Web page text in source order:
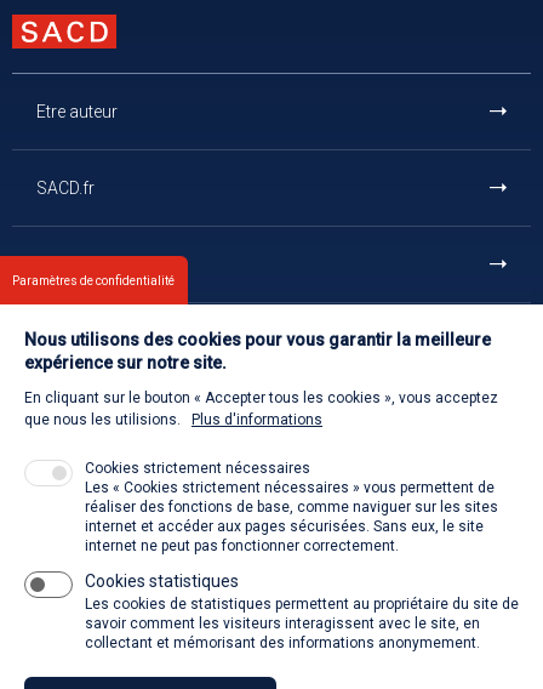
Etre auteur
SACD.fr
Et aussi
La SACD partout, quand vous voulez
Contact us
Welcome to the SACD
Paramètres de confidentialité
Nous utilisons des cookies pour vous garantir la meilleure
expérience sur notre site.
En cliquant sur le bouton « Accepter tous les cookies », vous acceptez
que nous les utilisions.
Plus d'informations
Cookies strictement nécessaires
Les « Cookies strictement nécessaires » vous permettent de
réaliser des fonctions de base, comme naviguer sur les sites
internet et accéder aux pages sécurisées. Sans eux, le site
internet ne peut pas fonctionner correctement.
Cookies statistiques
Les cookies de statistiques permettent au propriétaire du site de
savoir comment les visiteurs interagissent avec le site, en
collectant et mémorisant des informations anonymement.